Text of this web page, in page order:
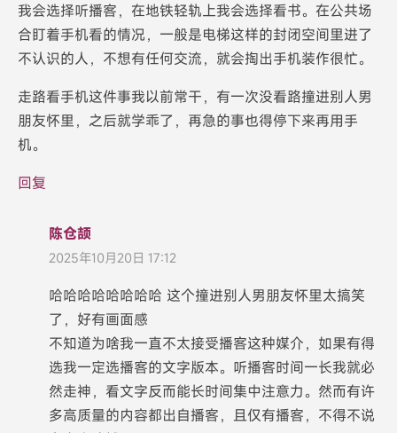
我会选择听播客，在地铁轻轨上我会选择看书。在公共场
合盯着手机看的情况，一般是电梯这样的封闭空间里进了
不认识的人，不想有任何交流，就会掏出手机装作很忙。
走路看手机这件事我以前常干，有一次没看路撞进别人男
朋友怀里，之后就学乖了，再急的事也得停下来再用手
机。
回复
陈仓颉
2025年10月20日 17:12
哈哈哈哈哈哈哈哈 这个撞进别人男朋友怀里太搞笑
了，好有画面感
不知道为啥我一直不太接受播客这种媒介，如果有得
选我一定选播客的文字版本。听播客时间一长我就必
然走神，看文字反而能长时间集中注意力。然而有许
多高质量的内容都出自播客，且仅有播客，不得不说